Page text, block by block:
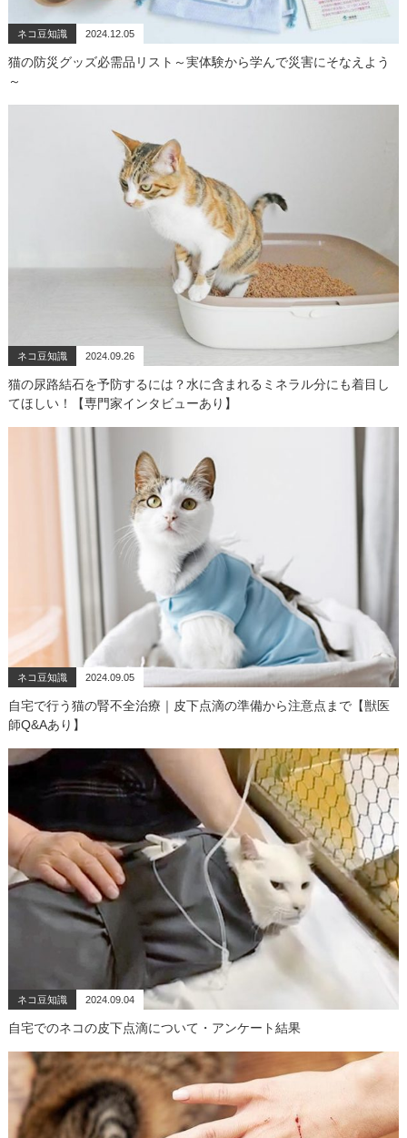
ネコ豆知識 2024.12.05
猫の防災グッズ必需品リスト～実体験から学んで災害にそなえよう
～
ネコ豆知識 2024.09.26
猫の尿路結石を予防するには？水に含まれるミネラル分にも着目し
てほしい！【専門家インタビューあり】
ネコ豆知識 2024.09.05
自宅で行う猫の腎不全治療｜皮下点滴の準備から注意点まで【獣医
師Q&Aあり】
ネコ豆知識 2024.09.04
自宅でのネコの皮下点滴について・アンケート結果